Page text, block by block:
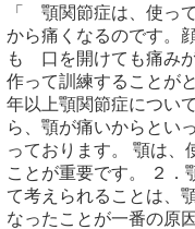
「 顎関節症は、使っ
から痛くなるのです。
も 口を開けても痛み
作って訓練することが
年以上顎関節症につい
ら、顎が痛いからとい
っております。 顎は
ことが重要です。 ２．
て考えられることは、
なったことが一番の原